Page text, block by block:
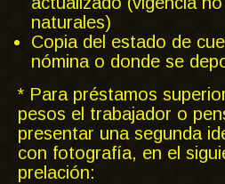
naturales)
Copia del estado de
nómina o donde se
* Para préstamos
pesos el trabajador o
presentar una segunda
con fotografía, en el
prelación: